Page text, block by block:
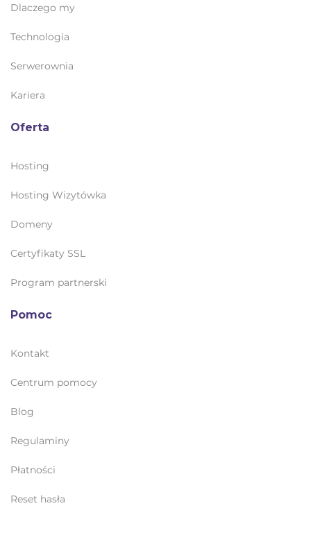
Dlaczego my
Technologia
Serwerownia
Kariera
Oferta
Hosting
Hosting Wizytówka
Domeny
Certyfikaty SSL
Program partnerski
Pomoc
Kontakt
Centrum pomocy
Blog
Regulaminy
Płatności
Reset hasła